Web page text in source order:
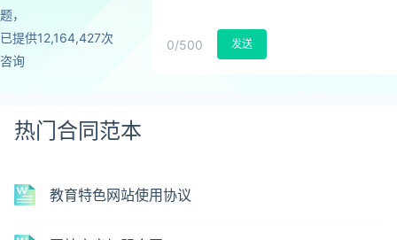
题，
已提供12,164,427次
咨询
0/500 发送
热门合同范本
教育特色网站使用协议